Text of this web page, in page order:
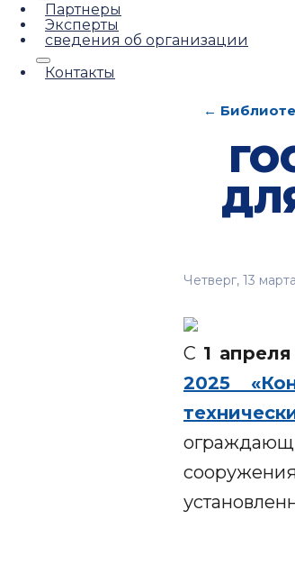
Партнеры
Эксперты
сведения об организации
Контакты
←
Четверг, 13
С 1
2025